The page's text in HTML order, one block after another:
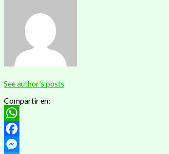
See author's posts
Compartir en:
WhatsApp
Facebook